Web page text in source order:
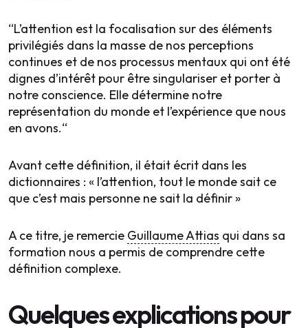
“L’attention est la focalisation sur des éléments
privilégiés dans la masse de nos perceptions
continues et de nos processus mentaux qui ont été
dignes d’intérêt pour être singulariser et porter à
notre conscience. Elle détermine notre
représentation du monde et l’expérience que nous
en avons.“
Avant cette définition, il était écrit dans les
dictionnaires : « l’attention, tout le monde sait ce
que c’est mais personne ne sait la définir »
A ce titre, je remercie Guillaume Attias qui dans sa
formation nous a permis de comprendre cette
définition complexe.
Quelques explications pour